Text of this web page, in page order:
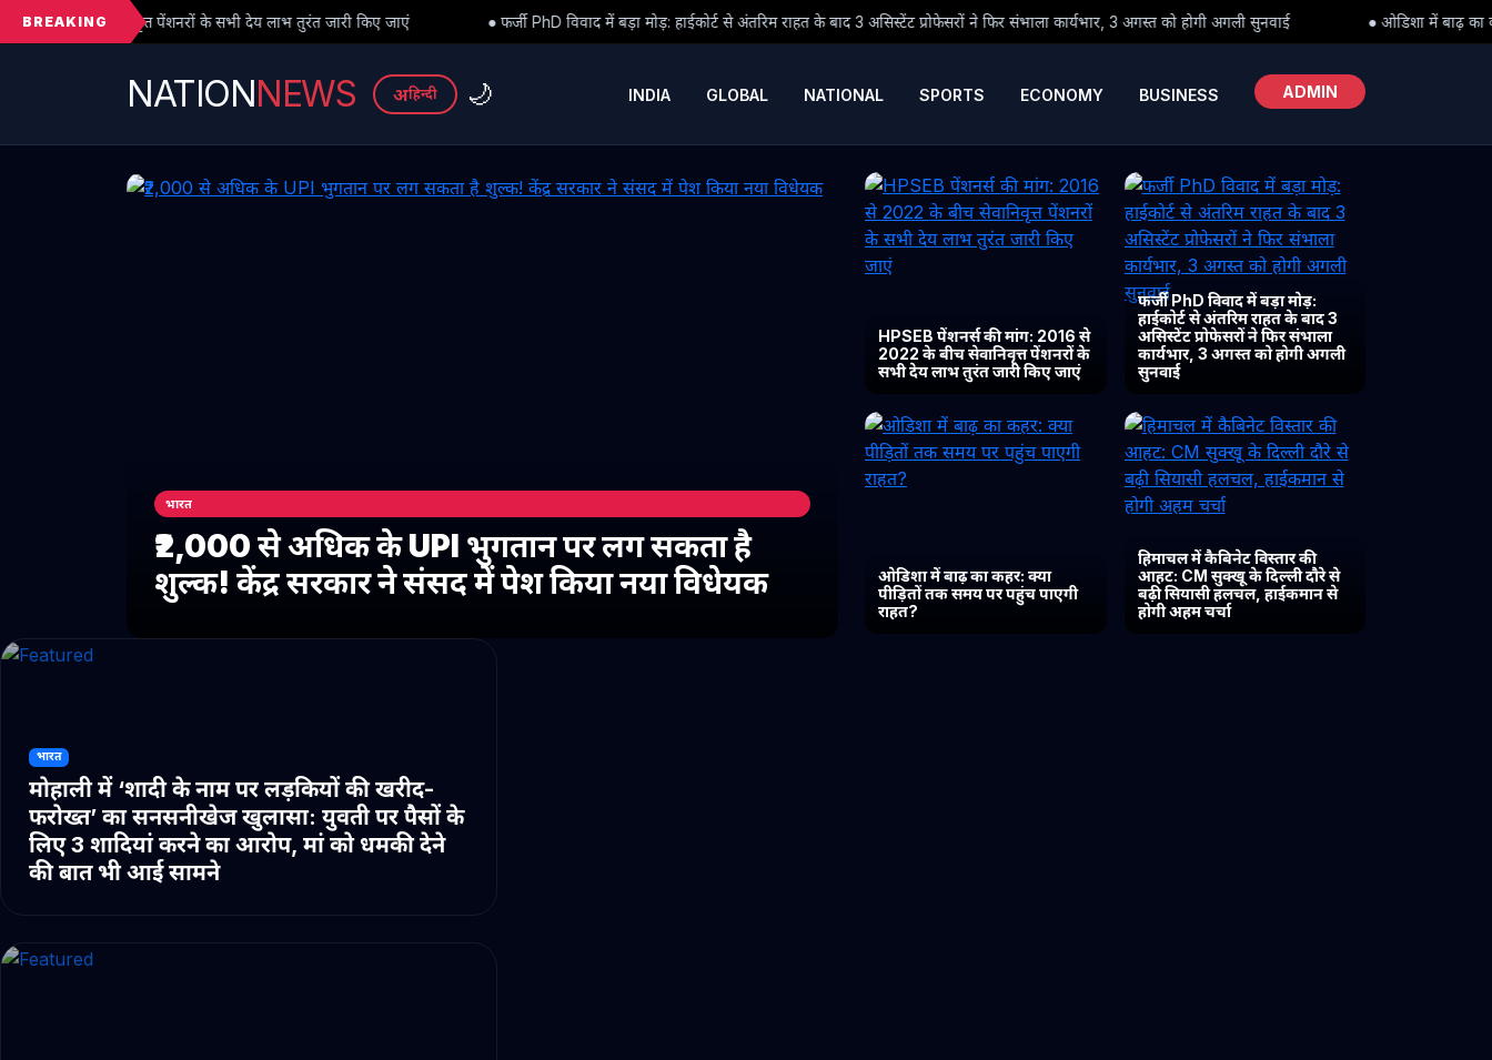
BREAKING
के सभी देय लाभ तुरंत जारी किए जाएं ● फर्जी PhD विवाद में बड़ा मोड़: हाईकोर्ट से अंतरिम राहत के बाद 3 असिस्टेंट प्रोफेसरों ने फिर संभाला कार्यभार, 3 अगस्त को होगी अगली सुनवाई ● ओडिशा में बाढ़ का कहर: क्या पीड़ितों तक समय पर
NATIONNEWS अहिन्दी 🌙 INDIA GLOBAL NATIONAL SPORTS ECONOMY BUSINESS ADMIN
भारत
₹2,000 से अधिक के UPI भुगतान पर लग सकता है
शुल्क! केंद्र सरकार ने संसद में पेश किया नया विधेयक
HPSEB पेंशनर्स की मांग: 2016 से
2022 के बीच सेवानिवृत्त पेंशनरों के
सभी देय लाभ तुरंत जारी किए जाएं
फर्जी PhD विवाद में बड़ा मोड़:
हाईकोर्ट से अंतरिम राहत के बाद 3
असिस्टेंट प्रोफेसरों ने फिर संभाला
कार्यभार, 3 अगस्त को होगी अगली
सुनवाई
ओडिशा में बाढ़ का कहर: क्या
पीड़ितों तक समय पर पहुंच पाएगी
राहत?
हिमाचल में कैबिनेट विस्तार की
आहट: CM सुक्खू के दिल्ली दौरे से
बढ़ी सियासी हलचल, हाईकमान से
होगी अहम चर्चा
भारत
मोहाली में ‘शादी के नाम पर लड़कियों की खरीद-
फरोख्त’ का सनसनीखेज खुलासा: युवती पर पैसों के
लिए 3 शादियां करने का आरोप, मां को धमकी देने
की बात भी आई सामने